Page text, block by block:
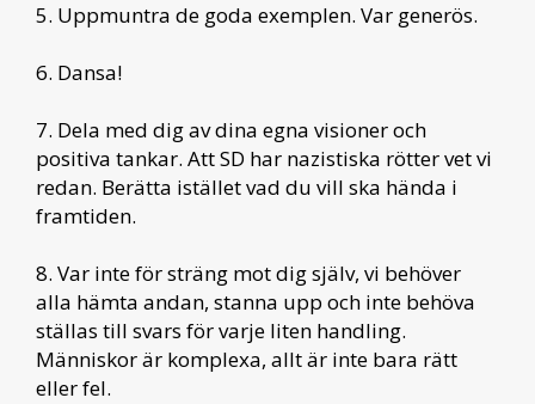
5. Uppmuntra de goda exemplen. Var generös.
6. Dansa!
7. Dela med dig av dina egna visioner och
positiva tankar. Att SD har nazistiska rötter vet vi
redan. Berätta istället vad du vill ska hända i
framtiden.
8. Var inte för sträng mot dig själv, vi behöver
alla hämta andan, stanna upp och inte behöva
ställas till svars för varje liten handling.
Människor är komplexa, allt är inte bara rätt
eller fel.